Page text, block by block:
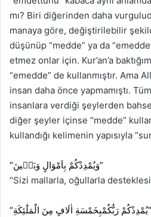
mı? Biri diğerinden daha
manaya göre, değiştirilebilir
düşünüp “medde” ya da
etmez onlar için. Kur’an’a
“emedde” de kullanmıştır. Ama
insan daha önce yapmamıştı.
insanlara verdiği şeylerden
diğer şeyler içinse “medde”
kullandığı kelimenin yapısıyla
“ وَيُمْدِدْكُمْ بِاَمْوَالٍ وَبَن۪ينَ
”
“Sizi mallarla, oğullarla
“ يُمْدِدْكُمْ رَبُّكُمْبِخَمْسَةِ اٰلَافٍ مِنَ الْمَلٰٓئِكَةِ
”